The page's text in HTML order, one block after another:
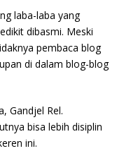
laba-laba yang
dibasmi. Meski
pembaca blog
di dalam blog-blog
Gandjel Rel.
bisa lebih disiplin
ini.